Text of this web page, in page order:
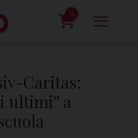
0
Caritas:
ultimi” a